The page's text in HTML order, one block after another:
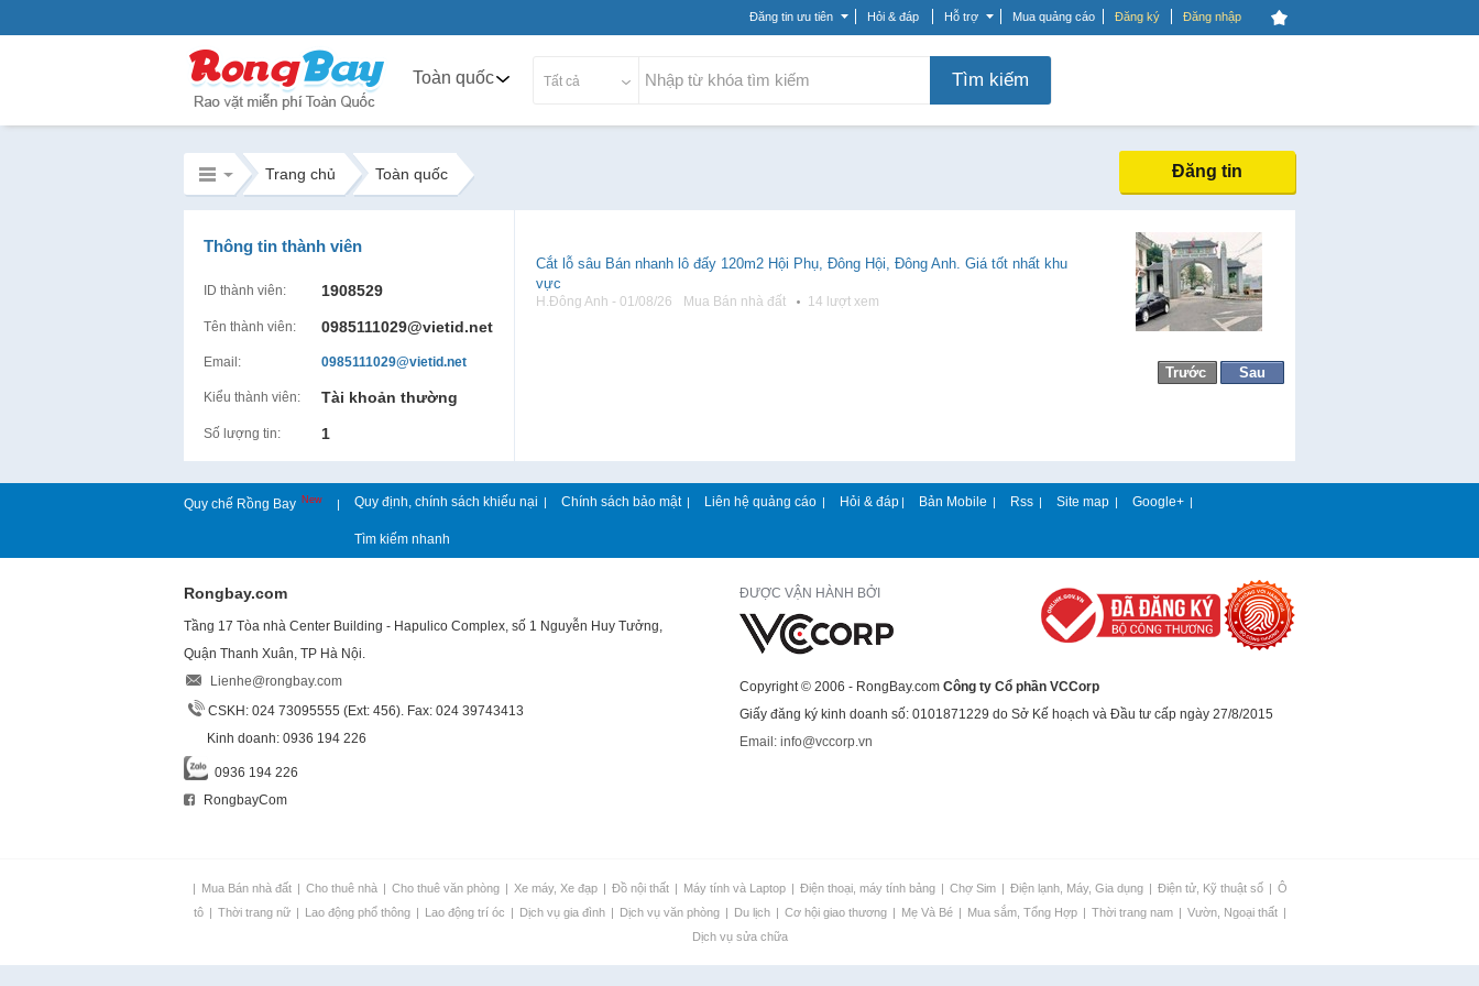
Đăng tin ưu tiên Hỏi & đáp Hỗ trợ Mua quảng cáo Đăng ký Đăng nhập
Toàn quốc Tất cả Tìm kiếm
Trang chủ Toàn quốc Đăng tin
Thông tin thành viên
ID thành viên: 1908529
Tên thành viên: 0985111029@vietid.net
Email: 0985111029@vietid.net
Kiểu thành viên: Tài khoản thường
Số lượng tin: 1
Cắt lỗ sâu Bán nhanh lô đấy 120m2 Hội Phụ, Đông Hội, Đông Anh. Giá tốt nhất khu
vực
H.Đông Anh - 01/08/26 Mua Bán nhà đất 14 lượt xem
Sau
Trước
Quy chế Rồng Bay New | Quy định, chính sách khiếu nại | Chính sách bảo mật | Liên hệ quảng cáo | Hỏi & đáp | Bản Mobile | Rss | Site map | Google+ |
Tìm kiếm nhanh
Rongbay.com
Tầng 17 Tòa nhà Center Building - Hapulico Complex, số 1 Nguyễn Huy Tưởng,
Quận Thanh Xuân, TP Hà Nội.
Lienhe@rongbay.com
CSKH: 024 73095555 (Ext: 456). Fax: 024 39743413
Kinh doanh: 0936 194 226
0936 194 226
RongbayCom
ĐƯỢC VẬN HÀNH BỞI
Copyright © 2006 - RongBay.com Công ty Cổ phần VCCorp
Giấy đăng ký kinh doanh số: 0101871229 do Sở Kế hoạch và Đầu tư cấp ngày 27/8/2015
Email: info@vccorp.vn
| Mua Bán nhà đất | Cho thuê nhà | Cho thuê văn phòng | Xe máy, Xe đạp | Đồ nội thất | Máy tính và Laptop | Điện thoại, máy tính bảng | Chợ Sim | Điện lạnh, Máy, Gia dụng | Điện tử, Kỹ thuật số | Ô
tô | Thời trang nữ | Lao động phổ thông | Lao động trí óc | Dịch vụ gia đình | Dịch vụ văn phòng | Du lịch | Cơ hội giao thương | Mẹ Và Bé | Mua sắm, Tổng Hợp | Thời trang nam | Vườn, Ngoại thất |
Dịch vụ sửa chữa